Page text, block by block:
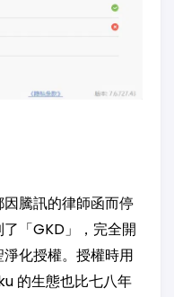
騰訊的律師函而停
「GKD」，完全開
化授權。授權時用
的生態也比七八年